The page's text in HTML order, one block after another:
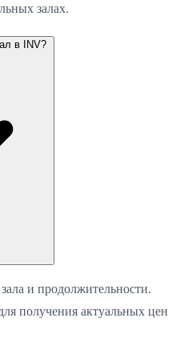
залах.
в INV?
и продолжительности.
получения актуальных цен